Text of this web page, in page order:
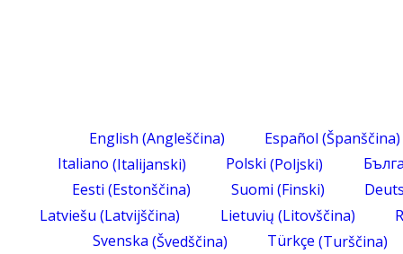
English (Angleščina) Español (Španščina)
Italiano (Italijanski) Polski (Poljski)
Eesti (Estonščina) Suomi (Finski)
Latviešu (Latvijščina) Lietuvių (Litovščina)
Svenska (Švedščina) Türkçe (Turščina)